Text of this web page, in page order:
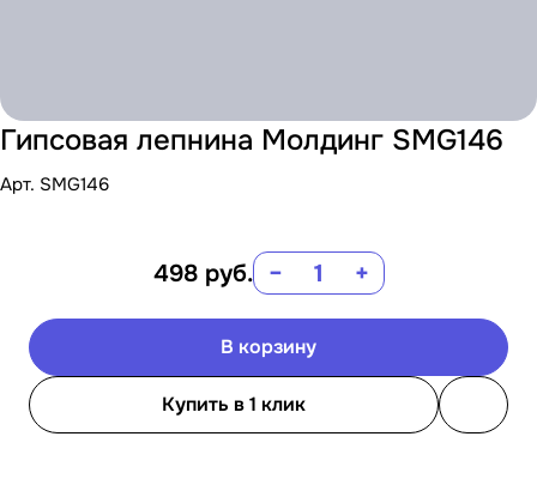
Гипсовая лепнина Молдинг SMG146
Арт. SMG146
498 руб. − +
В корзину
Купить в 1 клик